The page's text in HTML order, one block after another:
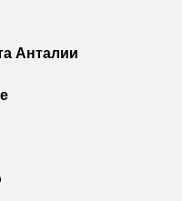
Анталии